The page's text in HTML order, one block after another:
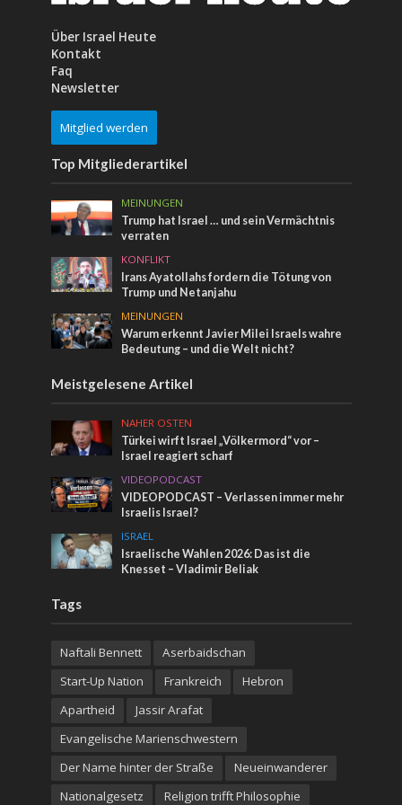
Über Israel Heute
Kontakt
Faq
Newsletter
Mitglied werden
Top Mitgliederartikel
MEINUNGEN
Trump hat Israel … und sein Vermächtnis
verraten
KONFLIKT
Irans Ayatollahs fordern die Tötung von
Trump und Netanjahu
MEINUNGEN
Warum erkennt Javier Milei Israels wahre
Bedeutung – und die Welt nicht?
Meistgelesene Artikel
NAHER OSTEN
Türkei wirft Israel „Völkermord“ vor –
Israel reagiert scharf
VIDEOPODCAST
VIDEOPODCAST – Verlassen immer mehr
Israelis Israel?
ISRAEL
Israelische Wahlen 2026: Das ist die
Knesset – Vladimir Beliak
Tags
Naftali Bennett
Aserbaidschan
Start-Up Nation
Frankreich
Hebron
Apartheid
Jassir Arafat
Evangelische Marienschwestern
Der Name hinter der Straße
Neueinwanderer
Nationalgesetz
Religion trifft Philosophie